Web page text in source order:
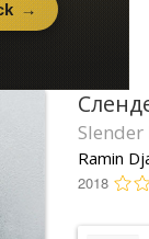
Ramin
2018